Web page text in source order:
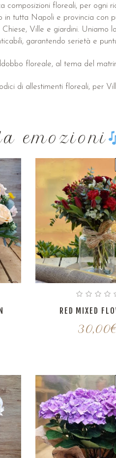
floreali, per ogni
in tutta Napoli e provincia con
Ville e giardini. Uniamo
garantendo serietà e
floreale, al tema del
di allestimenti floreali, per
emozioni
RED MIXED
30,00